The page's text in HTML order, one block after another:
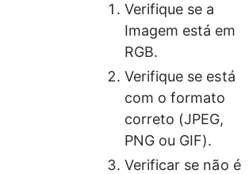
Verifique se a
Imagem está em
RGB.
Verifique se está
com o formato
correto (JPEG,
PNG ou GIF).
Verificar se não é